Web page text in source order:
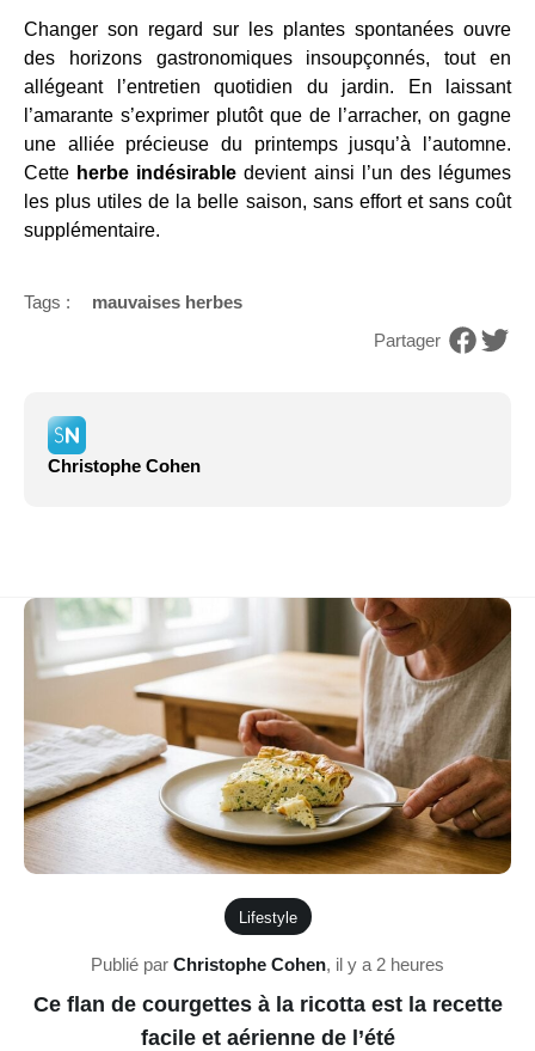
Changer son regard sur les plantes spontanées ouvre
des horizons gastronomiques insoupçonnés, tout en
allégeant l’entretien quotidien du jardin. En laissant
l’amarante s’exprimer plutôt que de l’arracher, on gagne
une alliée précieuse du printemps jusqu’à l’automne.
Cette herbe indésirable devient ainsi l’un des légumes
les plus utiles de la belle saison, sans effort et sans coût
supplémentaire.
Tags :
mauvaises herbes
Partager
Christophe Cohen
Lifestyle
Publié par Christophe Cohen, il y a 2 heures
Ce flan de courgettes à la ricotta est la recette
facile et aérienne de l’été